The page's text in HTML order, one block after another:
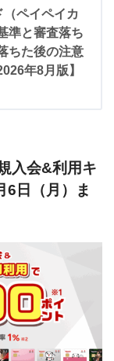
ペイペイカ
準と審査落ち
ちた後の注意
年8月版】
入会&利用キ
6日（月）ま